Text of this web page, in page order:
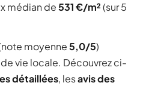
médian de531 €/m²(sur 5
moyenne5,0/5)
vie locale. Découvrez ci-
détaillées, lesavis des